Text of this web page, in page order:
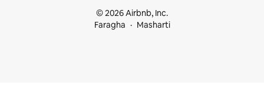
© 2026 Airbnb, Inc.
Faragha
Masharti